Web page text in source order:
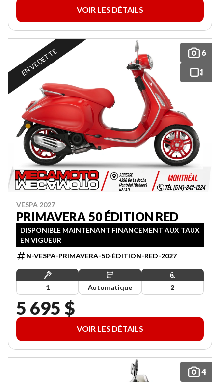
VOIR LES DÉTAILS
6
EN VEDETTE
VESPA 2027
PRIMAVERA 50 ÉDITION RED
DISPONIBLE MAINTENANT FINANCEMENT AUX TAUX
EN VIGUEUR
N-VESPA-PRIMAVERA-50-ÉDITION-RED-2027
1 Automatique 2
5 695 $
VOIR LES DÉTAILS
4